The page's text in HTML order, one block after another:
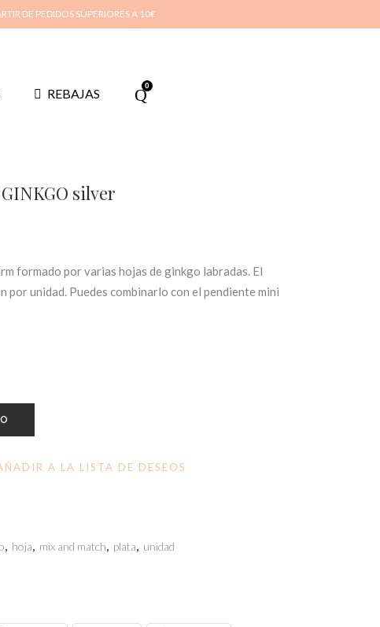
Mi cuenta Cuidado de tus joyas
REBAJAS
0
silver
formado por varias hojas de ginkgo labradas. El
por unidad. Puedes combinarlo con el pendiente mini
A LA LISTA DE DESEOS
, hoja, mix and match, plata, unidad
DE PEDIDOS SUPERIORES A 10€